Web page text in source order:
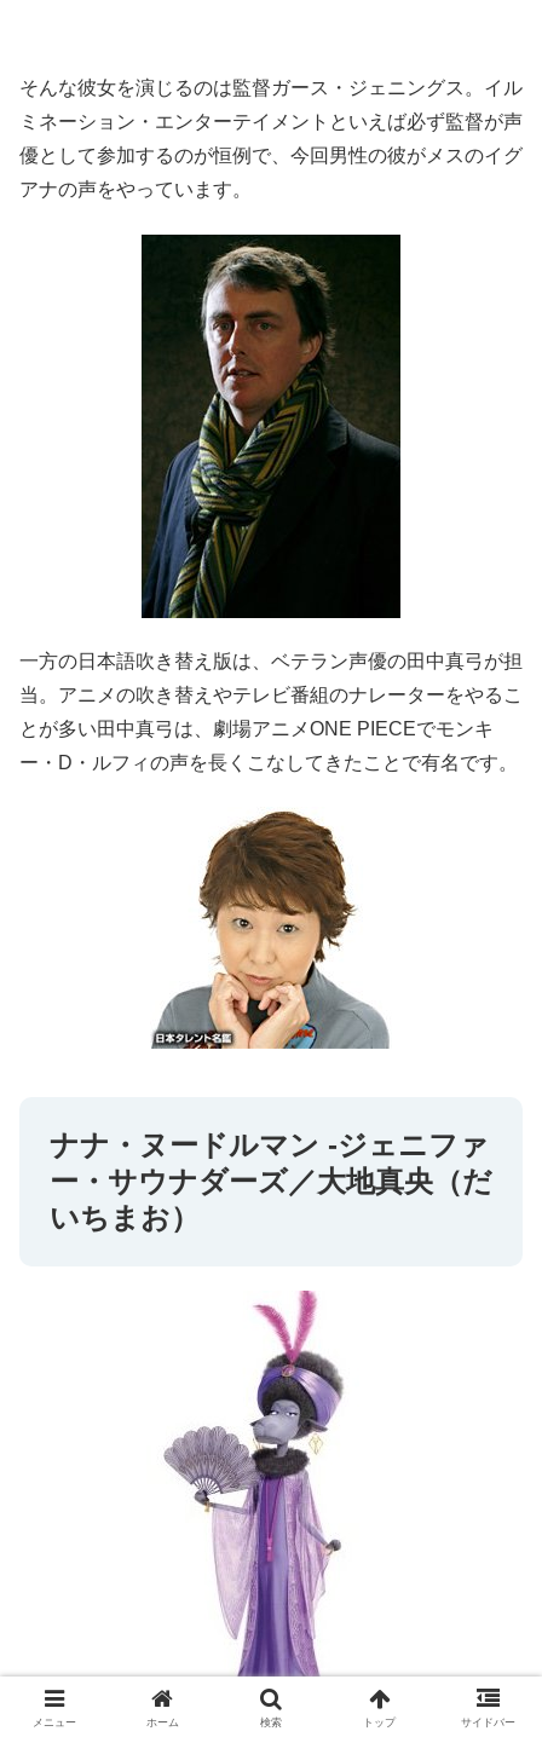
そんな彼女を演じるのは監督ガース・ジェニングス。イル
ミネーション・エンターテイメントといえば必ず監督が声
優として参加するのが恒例で、今回男性の彼がメスのイグ
アナの声をやっています。
一方の日本語吹き替え版は、ベテラン声優の田中真弓が担
当。アニメの吹き替えやテレビ番組のナレーターをやるこ
とが多い田中真弓は、劇場アニメONE PIECEでモンキ
ー・D・ルフィの声を長くこなしてきたことで有名です。
ナナ・ヌードルマン -ジェニファ
ー・サウナダーズ／大地真央（だ
いちまお）
メニュー ホーム 検索 トップ サイドバー